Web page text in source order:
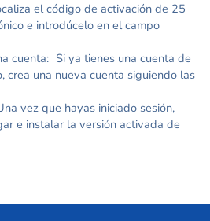
el código de activación de 25
e introdúcelo en el campo
cuenta: Si ya tienes una cuenta de
crea una nueva cuenta siguiendo las
vez que hayas iniciado sesión,
e instalar la versión activada de